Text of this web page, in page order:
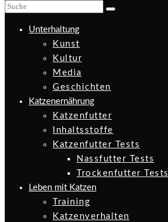
Unterhaltung
Kunst
Kultur
Media
Geschichten
Katzenernährung
Katzenfutter
Inhaltsstoffe
Katzenfutter Tests
Nassfutter Tests
Trockenfutter Tests
Leben mit Katzen
Training
Katzenverhalten